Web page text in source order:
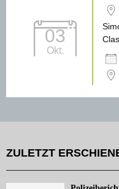
03
Okt.
ZULETZT